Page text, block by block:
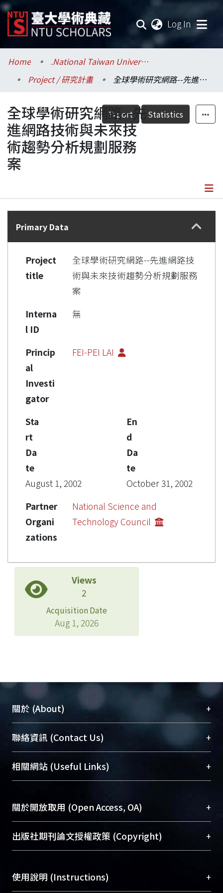
Log In
Communities & Collections
Research Outputs
Fundings & Projects
Researchers
Organizations
Home
.National Taiwan University / 國立臺灣大學
Project / 研究計畫
全球學術研究網路--先進網路技術與未來技術趨勢分析規劃服務案
Export Statistics
全球學術研究網路--先
進網路技術與未來技
術趨勢分析規劃服務
案
Details
Primary Data
Project
title
全球學術研究網路--先進網路技
術與未來技術趨勢分析規劃服務
案
Interna
l ID
無
Princip
al
Investi
gator
FEI-PEI LAI
Sta
rt
Da
te
August 1, 2002
En
d
Da
te
October 31, 2002
Partner
Organi
zations
National Science and
Technology Council
Views
2
Acquisition Date
Aug 1, 2026
關於 (About) +
臺大位居世界頂尖大學之列，為永久珍藏及向國際
展現本校豐碩的研究成果及學術能量，圖書館整合
機構典藏（NTUR）與學術庫（AH）不同功能平
台，成為臺大學術典藏NTU scholars。期能整合研
成果。
To permanently archive and promote researcher
profiles and scholarly works, Library integrates the
services of “NTU Repository” with “Academic
聯絡資訊 (Contact Us) +
總館學科館員(Main Library)
醫學圖書館學科館員(Medical Library)
Sciences Library)
相關網站 (Useful Links) +
關於開放取用 (Open Access, OA) +
開放取用是從使用者角度提升資訊取用性的社會運
動，應用在學術研究上是透過將研究著作公開供使
用逐年攀升。同時可加速研究發展、提升研究影響
出版社期刊論文授權政策 (Copyright) +
含部分內容的版權非匯入者所有，或由第三方贊
助與合作完成，請確認該版權所有者及第三方同
使用說明 (Instructions) +